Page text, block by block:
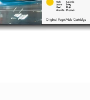
solare